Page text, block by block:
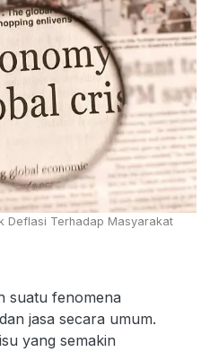
Deflasi Terhadap Masyarakat
suatu fenomena
jasa secara umum.
yang semakin